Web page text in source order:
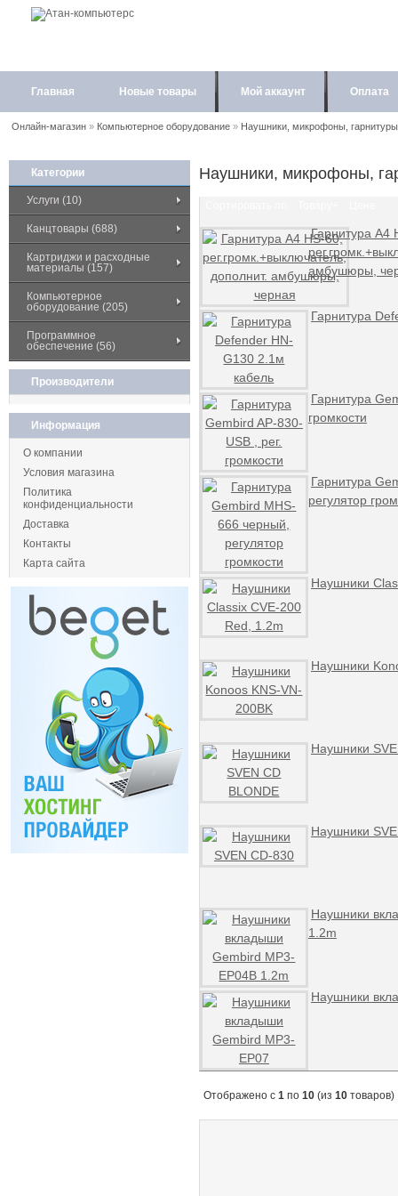
Главная Новые товары Мой аккаунт Оплата
Онлайн-магазин» Компьютерное оборудование» Наушники, микрофоны, гарнитуры
Категории
Услуги (10)
Канцтовары (688)
Картриджи и расходные
материалы (157)
Компьютерное
оборудование (205)
Программное
обеспечение (56)
Производители
Информация
О компании
Условия магазина
Политика
конфиденциальности
Доставка
Контакты
Карта сайта
Наушники, микрофоны,
Гарнитура A4
амбушюры,
Гарнитура
Гарнитура
громкости
Гарнитура
регулятор
Наушники
Наушники
Наушники
Наушники
Наушники
1.2m
Наушники
Отображено с 1 по 10 (из 10 товаров)